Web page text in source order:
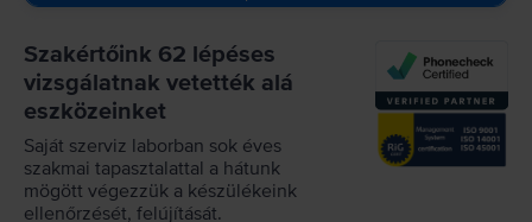
Szakértőink 62 lépéses
vizsgálatnak vetették alá
eszközeinket
Saját szerviz laborban sok éves
szakmai tapasztalattal a hátunk
mögött végezzük a készülékeink
ellenőrzését, felújítását.